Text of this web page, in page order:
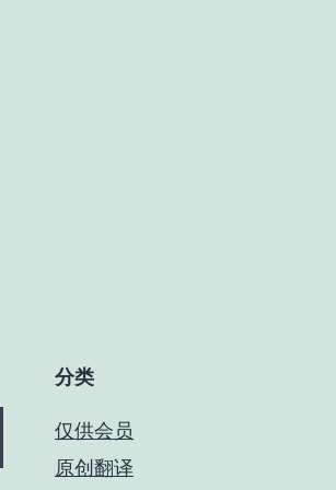
分类
仅供会员
原创翻译